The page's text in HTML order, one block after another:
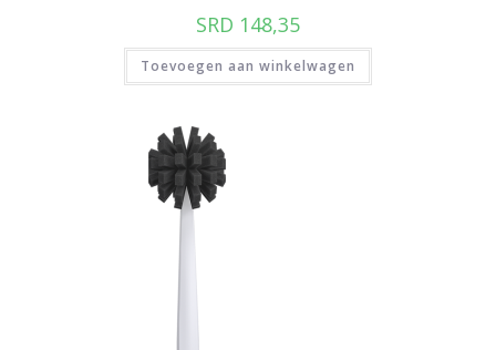
SRD 148,35
Toevoegen aan winkelwagen